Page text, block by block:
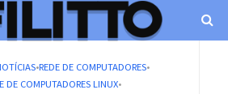
•REDE DE COMPUTADORES•
DE COMPUTADORES LINUX•